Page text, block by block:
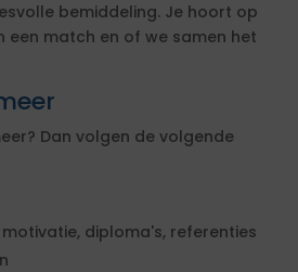
bemiddeling. Je hoort op
een match en of we samen het
Dan volgen de volgende
diploma's, referenties